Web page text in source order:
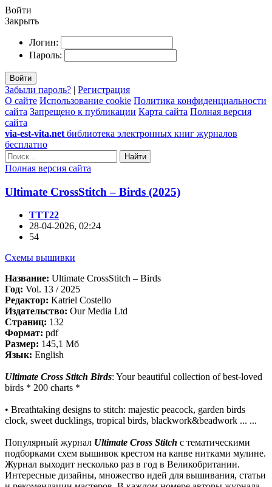
Войти
Закрыть
Логин:
Пароль:
Войти
Забыли пароль? | Регистрация
О сайте Использование cookie Политика конфиденциальности
сайта Запрещено к публикации Карта сайта Полная версия
сайта
via-est-vita.net библиотека электронных книг журналов
бесплатно
Найти
Полная версия сайта
Ultimate CrossStitch – Birds (2025)
TTT22
28-04-2026, 02:24
54
Схемы вышивки
Название: Ultimate CrossStitch – Birds
Год: Vol. 13 / 2025
Редактор: Katriel Costello
Издательство: Our Media Ltd
Страниц: 132
Формат: pdf
Размер: 145,1 Мб
Язык: English
Ultimate Cross Stitch Birds: Your beautiful collection of best-loved
birds * 200 charts *
• Breathtaking designs to stitch: majestic peacock, garden birds
clock, sweet ducklings, tropical birds, blackwork&beadwork ... ...
Популярный журнал Ultimate Cross Stitch с тематическими
подборками схем вышивок крестом на канве нитками мулине.
Журнал выходит несколько раз в год в Великобритании.
Интересные дизайны, множество идей для вышивания, статьи